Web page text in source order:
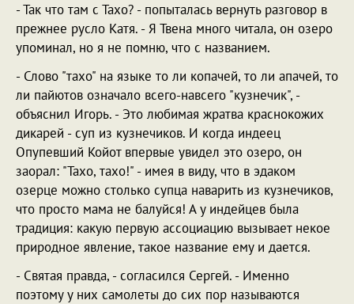
- Так что там с Тахо? - попыталась вернуть разговор в
прежнее русло Катя. - Я Твена много читала, он озеро
упоминал, но я не помню, что с названием.
- Слово "тахо" на языке то ли копачей, то ли апачей, то
ли пайютов означало всего-навсего "кузнечик", -
объяснил Игорь. - Это любимая жратва краснокожих
дикарей - суп из кузнечиков. И когда индеец
Опупевший Койот впервые увидел это озеро, он
заорал: "Тахо, тахо!" - имея в виду, что в эдаком
озерце можно столько супца наварить из кузнечиков,
что просто мама не балуйся! А у индейцев была
традиция: какую первую ассоциацию вызывает некое
природное явление, такое название ему и дается.
- Святая правда, - согласился Сергей. - Именно
поэтому у них самолеты до сих пор называются